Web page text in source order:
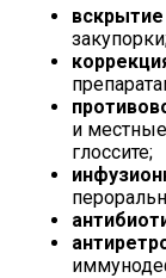
и
глоссите;